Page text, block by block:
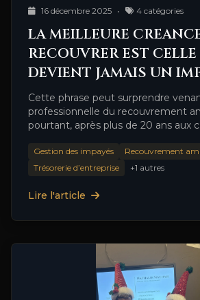
16 décembre 2025 • 4 catégories
LA MEILLEURE
RECOUVRER EST
DEVIENT JAMAIS UN
Cette phrase peut surprendre
professionnelle du recouvrement
pourtant, après plus de 20 ans aux
Gestion des impayés
Recouvrement
Trésorerie d’entreprise
+1 autres
Lire l'article